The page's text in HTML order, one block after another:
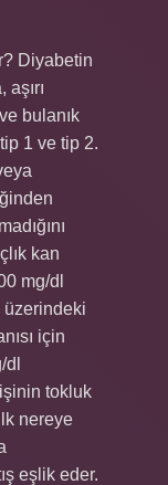
Diyabetin
bulanık
1 ve tip 2.
kan
mg/dl
üzerindeki
için
tokluk
nereye
eşlik eder.